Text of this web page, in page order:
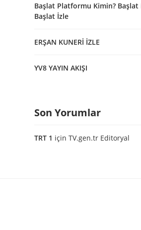
Başlat Platformu Kimin? Başlat
Başlat İzle
ERŞAN KUNERİ İZLE
YV8 YAYIN AKIŞI
Son Yorumlar
TRT 1 için TV.gen.tr Editoryal